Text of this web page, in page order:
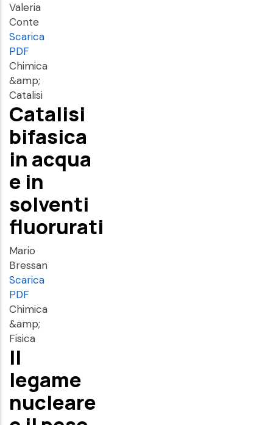
Valeria
Conte
Scarica
PDF
Chimica
&amp;
Catalisi
Catalisi
bifasica
in acqua
e in
solventi
fluorurati
Mario
Bressan
Scarica
PDF
Chimica
&amp;
Fisica
Il
legame
nucleare